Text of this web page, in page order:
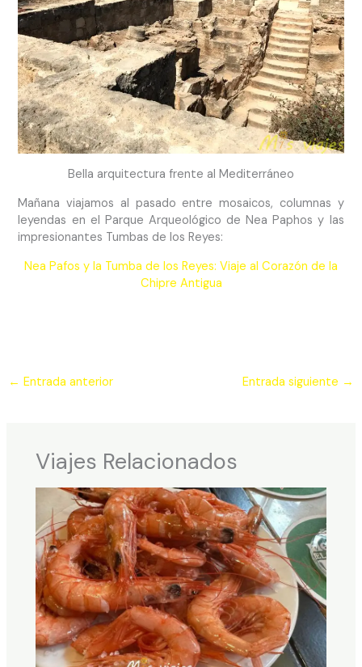
Bella arquitectura frente al Mediterráneo
Mañana viajamos al pasado entre mosaicos, columnas y
leyendas en el Parque Arqueológico de Nea Paphos y las
impresionantes Tumbas de los Reyes:
Nea Pafos y la Tumba de los Reyes: Viaje al Corazón de la
Chipre Antigua
← Entrada anterior Entrada siguiente →
Viajes Relacionados